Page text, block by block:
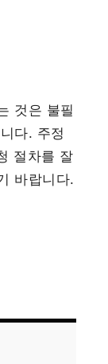
것은 불필
다. 주정
절차를 잘
바랍니다.